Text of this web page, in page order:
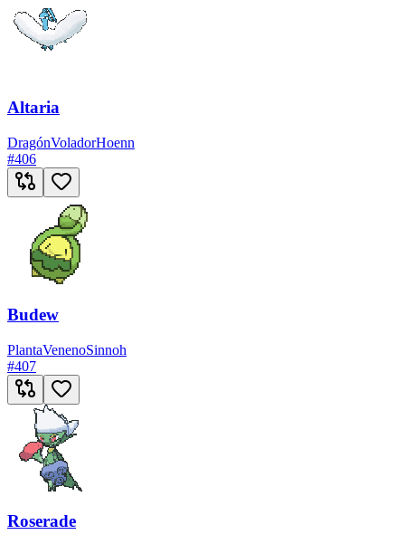
Altaria
DragónVoladorHoenn
#406
Budew
PlantaVenenoSinnoh
#407
Roserade